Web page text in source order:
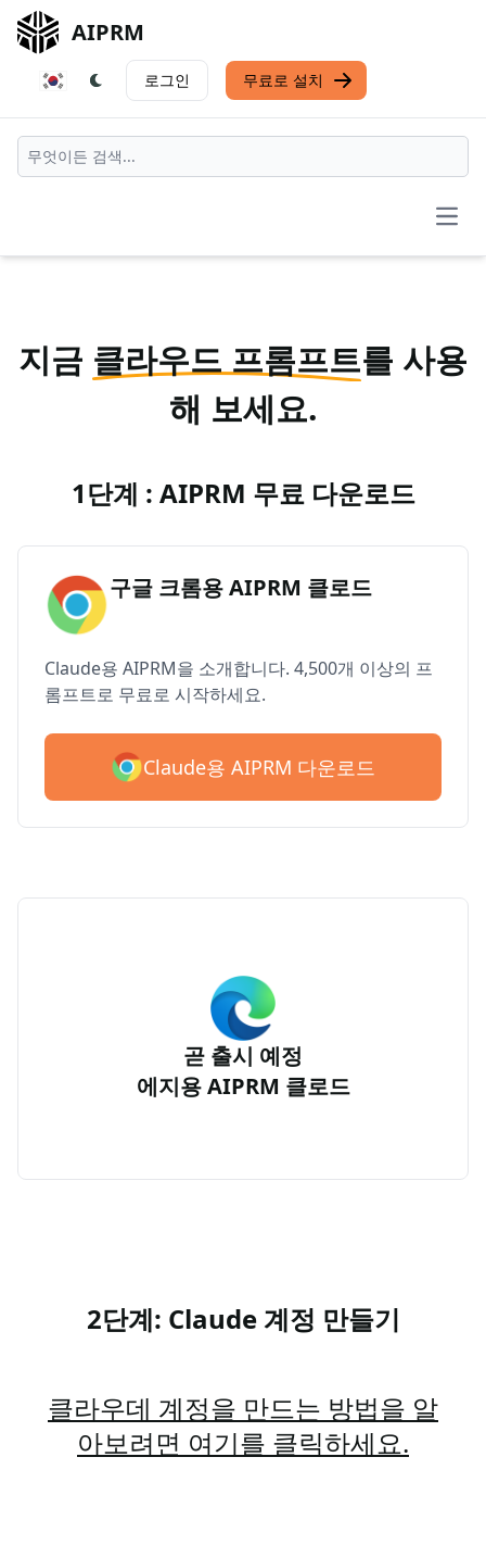
AIPRM
로그인 무료로 설치
지금 클라우드 프롬프트를 사용
해 보세요.
1단계 : AIPRM 무료 다운로드
구글 크롬용 AIPRM 클로드
Claude용 AIPRM을 소개합니다. 4,500개 이상의 프
롬프트로 무료로 시작하세요.
Claude용 AIPRM 다운로드
곧 출시 예정
에지용 AIPRM 클로드
2단계: Claude 계정 만들기
클라우데 계정을 만드는 방법을 알
아보려면 여기를 클릭하세요.